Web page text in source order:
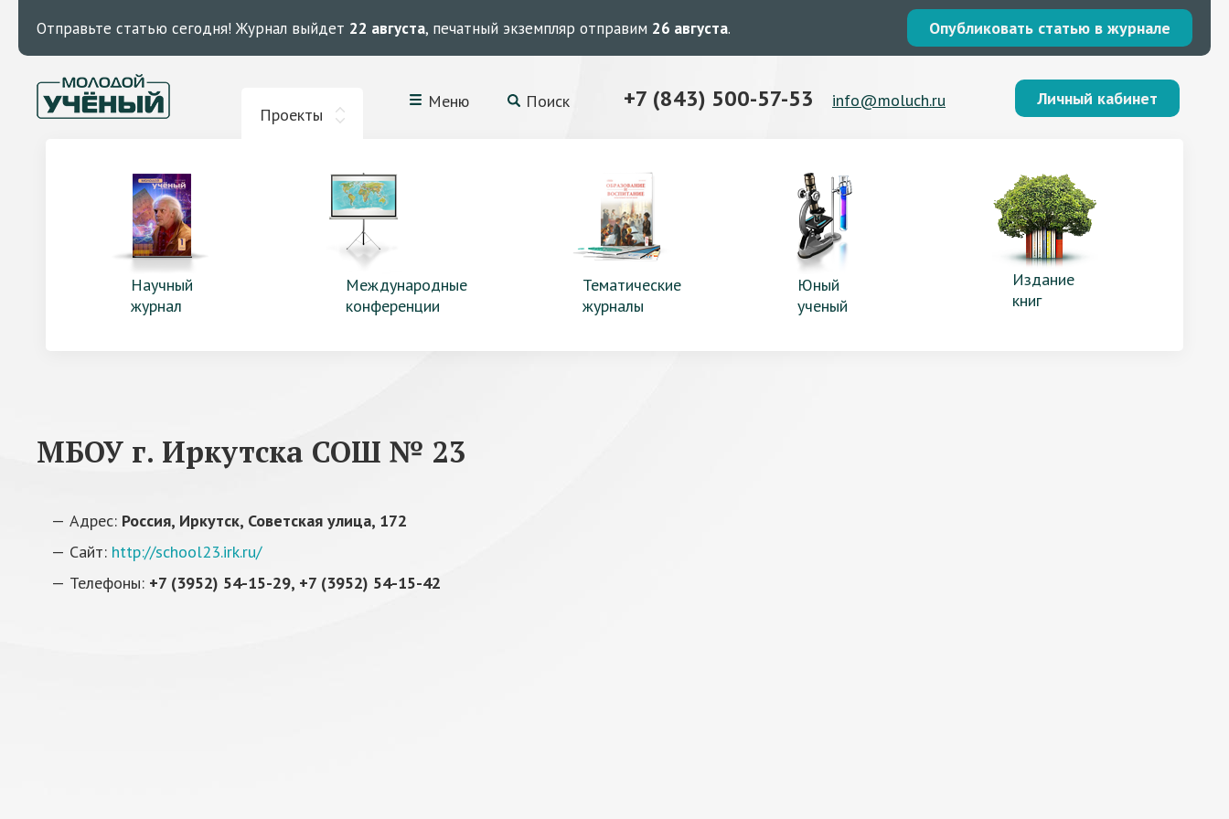
Отправьте статью сегодня! Журнал выйдет 22 августа, печатный экземпляр отправим 26 августа. Опубликовать статью в журнале
Проекты
Меню Поиск +7 (843) 500-57-53 info@moluch.ru Личный кабинет
Научный
журнал
Международные
конференции
Тематические
журналы
Юный
ученый
Издание
книг
МБОУ г. Иркутска СОШ № 23
Адрес: Россия, Иркутск, Советская улица, 172
Сайт: http://school23.irk.ru/
Телефоны: +7 (3952) 54-15-29, +7 (3952) 54-15-42